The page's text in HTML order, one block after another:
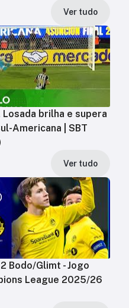
Ver tudo
Losada brilha e supera
Americana | SBT
Ver tudo
Bodo/Glimt - Jogo
League 2025/26